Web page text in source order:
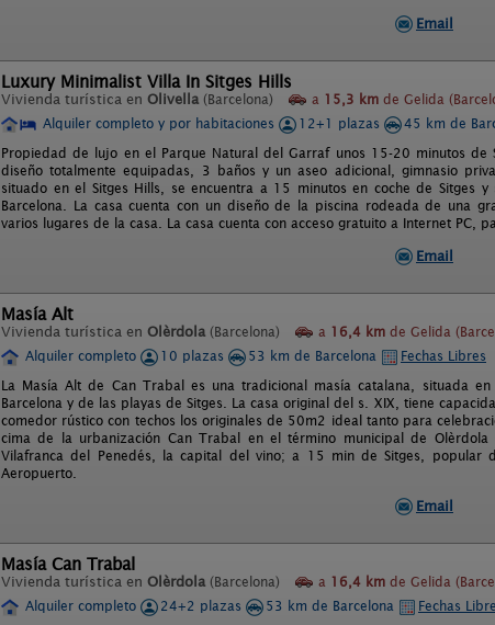
Email
Luxury Minimalist Villa In Sitges Hills
Vivienda turística en Olivella (Barcelona) a 15,3 km de Gelida
Alquiler completo y por habitaciones
12+1 plazas
45 km de
Propiedad de lujo en el Parque Natural del Garraf unos 15-20 minutos
diseño totalmente equipadas, 3 baños y un aseo adicional, gimnasio
situado en el Sitges Hills, se encuentra a 15 minutos en coche de Sitges
Barcelona. La casa cuenta con un diseño de la piscina rodeada de una
varios lugares de la casa. La casa cuenta con acceso gratuito a Internet PC,
Email
Masía Alt
Vivienda turística en Olèrdola (Barcelona) a 16,4 km de Gelida
Alquiler completo
10 plazas 53 km de Barcelona
Fechas Libres
La Masía Alt de Can Trabal es una tradicional masía catalana, situada
Barcelona y de las playas de Sitges. La casa original del s. XIX, tiene
comedor rústico con techos los originales de 50m2 ideal tanto para
cima de la urbanización Can Trabal en el término municipal de
Vilafranca del Penedés, la capital del vino; a 15 min de Sitges,
Aeropuerto.
Email
Masía Can Trabal
Vivienda turística en Olèrdola (Barcelona) a 16,4 km de Gelida
Alquiler completo
24+2 plazas 53 km de Barcelona
Fechas